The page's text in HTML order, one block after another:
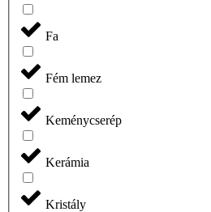
Fa
Fém lemez
Keménycserép
Kerámia
Kristály